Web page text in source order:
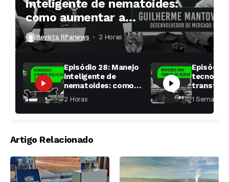
inteligente de nematoides:
como aumentar a
produtividade das soqueiras?
Revista RPanews 2 Horas ⁮
Episódio 28: Manejo
inteligente de
nematoides: como
aumentar a
produtividade das
soqueiras?
2 Horas ⁮
Episódio
fábricas
1 Semana ⁮
Artigo Relacionado